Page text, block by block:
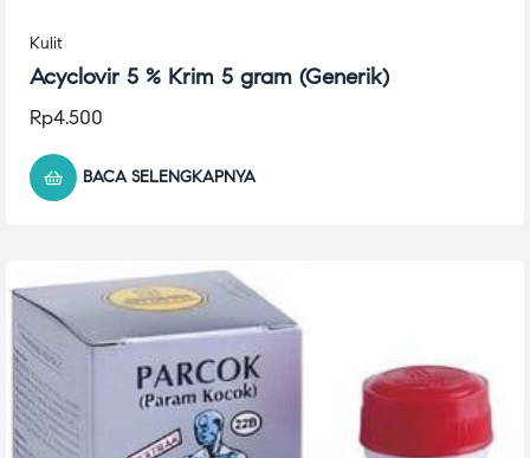
Kulit
Acyclovir 5 % Krim 5 gram (Generik)
Rp4.500
BACA SELENGKAPNYA